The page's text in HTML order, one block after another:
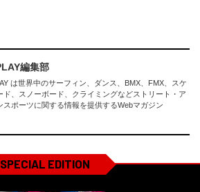
編集部
は世界中のサーフィン、ダンス、BMX、FMX、スケ
ド、スノーボード、クライミングなどストリート・ア
スポーツに関する情報を提供するWebマガジン
SPECIAL EDITION